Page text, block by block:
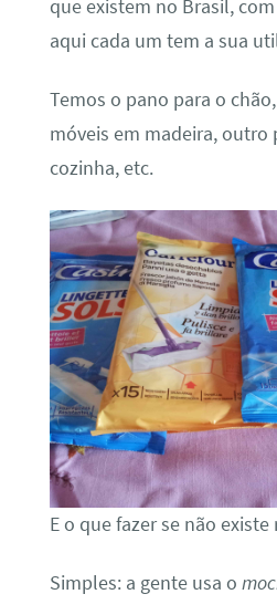
que existem no Brasil,
aqui cada um tem a sua
Temos o pano para o
móveis em madeira, outro
cozinha, etc.
E o que fazer se não existe
Simples: a gente usa o